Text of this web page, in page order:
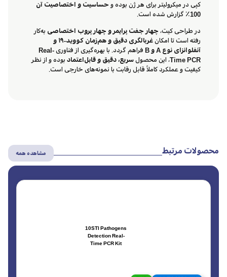
کپی در میکرولیتر برای هر ژن بوده و حساسیت و اختصاصیت آن
100٪
گزارش شده است.
در طراحی کیت، چهار جفت پرایمر و چهار پروب اختصاصی به‌کار
رفته است تا امکان
غربالگری دقیق و هم‌زمان کووید-۱۹ و
آنفلوانزای نوع A و B
فراهم گردد. با بهره‌گیری از فناوریReal-
Time PCR، این محصولسریع، دقیق و قابل‌اعتماد بوده و از نظر
کیفیت و عملکرد کاملاً قابل رقابت با نمونه‌های خارجی است.
محصولات مرتبط مشاهده همه
10STI Pathogens
Detection Real-
Time PCR Kit